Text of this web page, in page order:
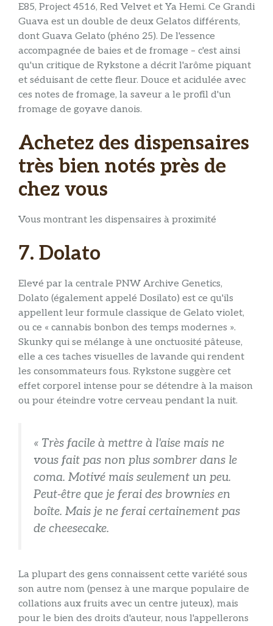
E85, Project 4516, Red Velvet et Ya Hemi. Ce Grandi
Guava est un double de deux Gelatos différents,
dont Guava Gelato (phéno 25). De l'essence
accompagnée de baies et de fromage – c'est ainsi
qu'un critique de Rykstone a décrit l'arôme piquant
et séduisant de cette fleur. Douce et acidulée avec
ces notes de fromage, la saveur a le profil d'un
fromage de goyave danois.
Achetez des dispensaires
très bien notés près de
chez vous
Vous montrant les dispensaires à proximité
7. Dolato
Elevé par la centrale PNW Archive Genetics,
Dolato (également appelé Dosilato) est ce qu'ils
appellent leur formule classique de Gelato violet,
ou ce « cannabis bonbon des temps modernes ».
Skunky qui se mélange à une onctuosité pâteuse,
elle a ces taches visuelles de lavande qui rendent
les consommateurs fous. Rykstone suggère cet
effet corporel intense pour se détendre à la maison
ou pour éteindre votre cerveau pendant la nuit.
« Très facile à mettre à l'aise mais ne
vous fait pas non plus sombrer dans le
coma. Motivé mais seulement un peu.
Peut-être que je ferai des brownies en
boîte. Mais je ne ferai certainement pas
de cheesecake.
La plupart des gens connaissent cette variété sous
son autre nom (pensez à une marque populaire de
collations aux fruits avec un centre juteux), mais
pour le bien des droits d'auteur, nous l'appellerons